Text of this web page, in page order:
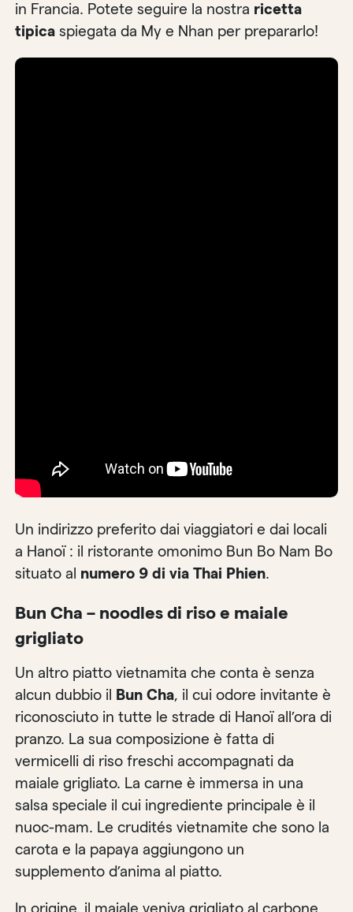
in Francia. Potete seguire la nostra ricetta
tipica spiegata da My e Nhan per prepararlo!
Un indirizzo preferito dai viaggiatori e dai locali
a Hanoï : il ristorante omonimo Bun Bo Nam Bo
situato al numero 9 di via Thai Phien.
Bun Cha – noodles di riso e maiale
grigliato
Un altro piatto vietnamita che conta è senza
alcun dubbio il
Bun Cha, il cui odore invitante è
riconosciuto in tutte le strade di Hanoï all’ora di
pranzo. La sua composizione è fatta di
vermicelli di riso freschi accompagnati da
maiale grigliato. La carne è immersa in una
salsa speciale il cui ingrediente principale è il
nuoc-mam. Le crudités vietnamite che sono la
carota e la papaya aggiungono un
supplemento d’anima al piatto.
In origine, il maiale veniva grigliato al carbone